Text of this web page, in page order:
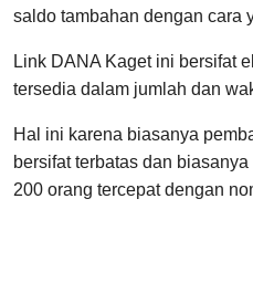
saldo tambahan dengan cara
Link DANA Kaget ini bersifat
tersedia dalam jumlah dan
Hal ini karena biasanya
bersifat terbatas dan
200 orang tercepat dengan